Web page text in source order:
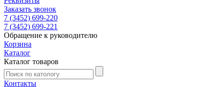
Заказать звонок
7 (3452) 699-220
7 (3452) 699-221
Обращение к руководителю
Корзина
Каталог
Каталог товаров
Контакты